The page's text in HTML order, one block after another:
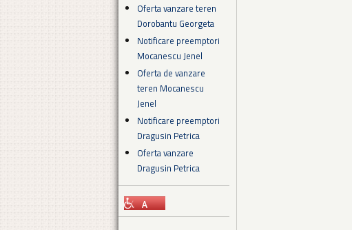
Oferta vanzare teren
Dorobantu Georgeta
Notificare preemptori
Mocanescu Jenel
Oferta de vanzare
teren Mocanescu
Jenel
Notificare preemptori
Dragusin Petrica
Oferta vanzare
Dragusin Petrica